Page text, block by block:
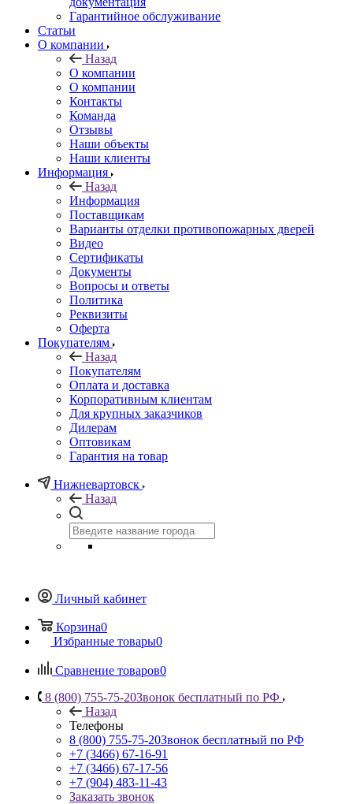
Гарантийное обслуживание
Статьи
О компании
Назад
О компании
О компании
Контакты
Команда
Отзывы
Наши объекты
Наши клиенты
Информация
Назад
Информация
Поставщикам
Варианты отделки противопожарных дверей
Видео
Сертификаты
Документы
Вопросы и ответы
Политика
Реквизиты
Оферта
Покупателям
Назад
Покупателям
Оплата и доставка
Корпоративным клиентам
Для крупных заказчиков
Дилерам
Оптовикам
Гарантия на товар
Нижневартовск
Назад
Личный кабинет
Корзина0
Избранные товары0
Сравнение товаров0
8 (800) 755-75-20Звонок бесплатный по РФ
Назад
Телефоны
8 (800) 755-75-20Звонок бесплатный по РФ
+7 (3466) 67-16-91
+7 (3466) 67-17-56
+7 (904) 483-11-43
Заказать звонок